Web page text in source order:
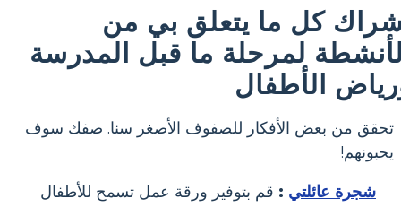
كل ما يتعلق بي من
لمرحلة ما قبل المدرسة
الأطفال
تحقق من بعض الأفكار للصفوف الأصغر سنا. صفك سوف
يحبونهم!
شجرة عائلتي : قم بتوفير ورقة عمل تسمح للأطفال